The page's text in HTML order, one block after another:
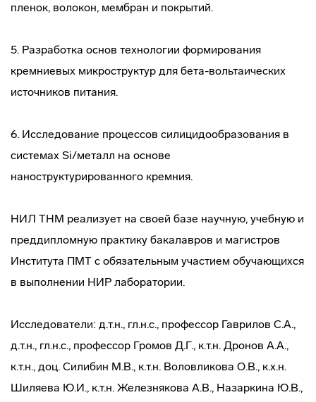
пленок, волокон, мембран и покрытий.
5. Разработка основ технологии формирования
кремниевых микроструктур для бета-вольтаических
источников питания.
6. Исследование процессов силицидообразования в
системах Si/металл на основе
наноструктурированного кремния.
НИЛ ТНМ реализует на своей базе научную, учебную и
преддипломную практику бакалавров и магистров
Института ПМТ с обязательным участием обучающихся
в выполнении НИР лаборатории.
Исследователи: д.т.н., гл.н.с., профессор Гаврилов С.А.,
д.т.н., гл.н.с., профессор Громов Д.Г., к.т.н. Дронов А.А.,
к.т.н., доц. Силибин М.В., к.т.н. Воловликова О.В., к.х.н.
Шиляева Ю.И., к.т.н. Железнякова А.В., Назаркина Ю.В.,